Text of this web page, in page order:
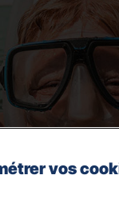
que vous
imposable
vos